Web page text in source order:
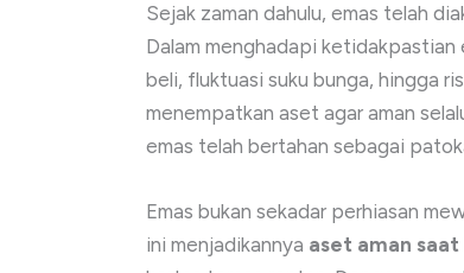
Sejak zaman dahulu, emas telah
Dalam menghadapi ketidakpastian
beli, fluktuasi suku bunga, hingga
menempatkan aset agar aman
emas telah bertahan sebagai
Emas bukan sekadar perhiasan
ini menjadikannya aset aman saat